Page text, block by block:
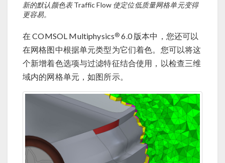
新的默认颜色表Traffic Flow 使定位低质量网格单元变得
更容易。
在 COMSOL Multiphysics® 6.0 版本中，您还可以
在网格图中根据单元类型为它们着色。您可以将这
个新增着色选项与过滤特征结合使用，以检查三维
域内的网格单元，如图所示。